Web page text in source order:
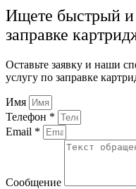
Ищете быстрый
заправке
Оставьте заявку и наши
услугу по заправке
Имя
Телефон *
Email *
Сообщение